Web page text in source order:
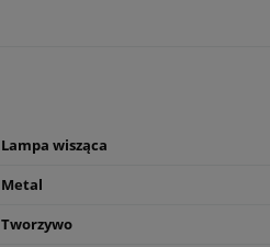
Lampa wisząca
Metal
Tworzywo